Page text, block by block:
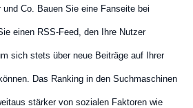
Co. Bauen Sie eine Fanseite bei
einen RSS-Feed, den Ihre Nutzer
sich stets über neue Beiträge auf Ihrer
Das Ranking in den Suchmaschinen
stärker von sozialen Faktoren wie